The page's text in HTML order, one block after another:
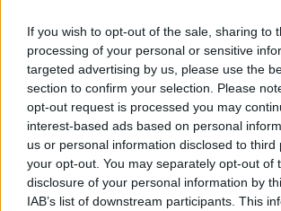
If you wish to opt-out of the sale, sharing to
processing of your personal or sensitive
targeted advertising by us, please use the
section to confirm your selection. Please
opt-out request is processed you may
interest-based ads based on personal
us or personal information disclosed to third
your opt-out. You may separately opt-out of
disclosure of your personal information by
IAB’s list of downstream participants. This
προμηθεύονται τα αναλώσιμα που
πληρώνουν πολλές φορές μέχρι και τις
ή στερούνται του τακτικού ελέγχου με
συνεπάγεται για το μέλλον τους.
Γι’ αυτούς λοιπόν τους λόγους δημιουργούμε την
Πώς μπορείτε και εσείς να βοηθήσετε ?
Προσφέροντας ινσουλίνες -
σακχάρου - βελονάκια -